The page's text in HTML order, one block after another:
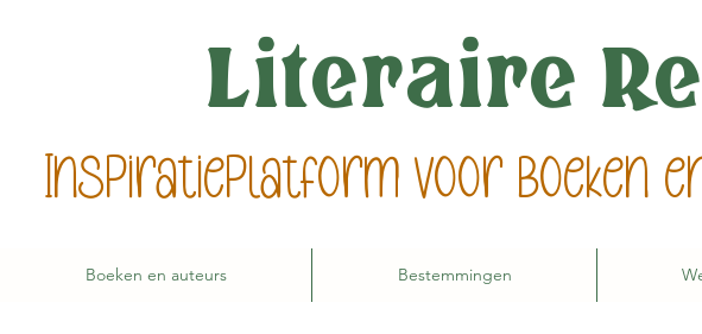
Literaire
Inspiratieplatform voor boeken
Boeken en auteurs Bestemmingen